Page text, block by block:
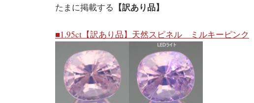
たまに掲載する 【訳あり品】
■1.95ct【訳あり品】天然スピネル ミルキーピンク